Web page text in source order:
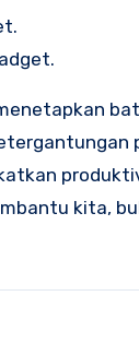
kita,